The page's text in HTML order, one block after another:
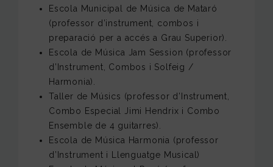
Escola Municipal de Música de Mataró
(professor d’instrument, combos i
preparació per a accés a Grau Superior).
Escola de Música Jam Session (professor
d’Instrument, Combos i Solfeig /
Harmonia).
Taller de Músics (professor d’Instrument,
Combo Especial Jimi Hendrix i Combo
Ensemble de 4 guitarres).
Escola de Música Harmonia (professor
d’Instrument i Llenguatge Musical)